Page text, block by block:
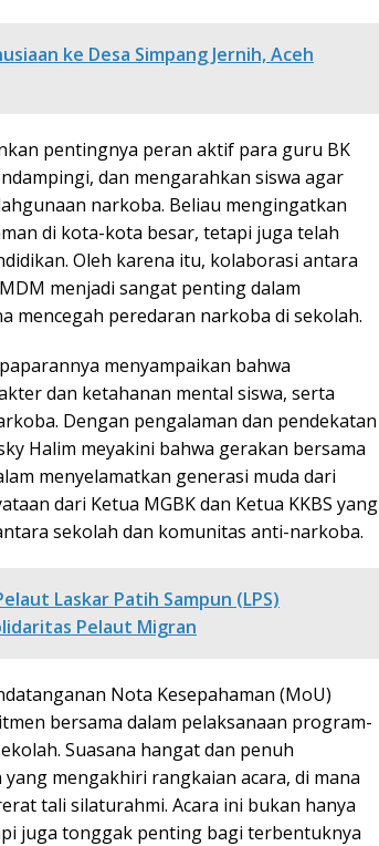
ke Desa Simpang Jernih, Aceh
pentingnya peran aktif para guru BK
dan mengarahkan siswa agar
narkoba. Beliau mengingatkan
di kota-kota besar, tetapi juga telah
Oleh karena itu, kolaborasi antara
menjadi sangat penting dalam
mencegah peredaran narkoba di sekolah.
menyampaikan bahwa
dan ketahanan mental siswa, serta
Dengan pengalaman dan pendekatan
Halim meyakini bahwa gerakan bersama
menyelamatkan generasi muda dari
dari Ketua MGBK dan Ketua KKBS yang
sekolah dan komunitas anti-narkoba.
Laskar Patih Sampun (LPS)
Pelaut Migran
Nota Kesepahaman (MoU)
bersama dalam pelaksanaan program-
Suasana hangat dan penuh
mengakhiri rangkaian acara, di mana
tali silaturahmi. Acara ini bukan hanya
juga tonggak penting bagi terbentuknya